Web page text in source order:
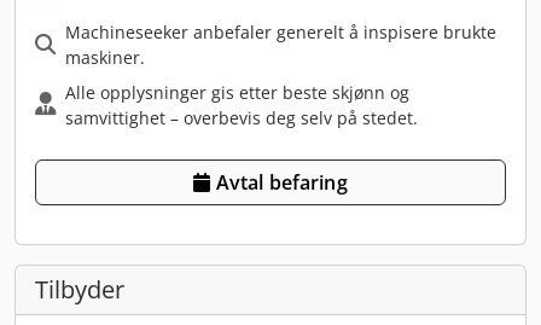
Machineseeker anbefaler generelt å inspisere brukte
maskiner.
Alle opplysninger gis etter beste skjønn og
samvittighet – overbevis deg selv på stedet.
Avtal befaring
Tilbyder